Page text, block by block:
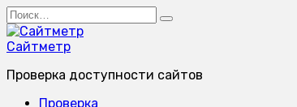
Перейти
к
содержанию
Search
for:
Сайтметр
Проверка доступности сайтов
Проверка